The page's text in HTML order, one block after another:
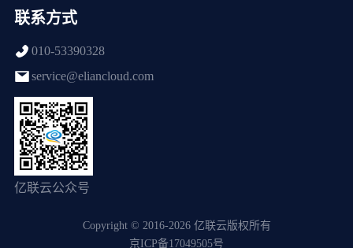
联系方式
010-53390328
service@eliancloud.com
亿联云公众号
Copyright © 2016-2026 亿联云版权所有
京ICP备17049505号